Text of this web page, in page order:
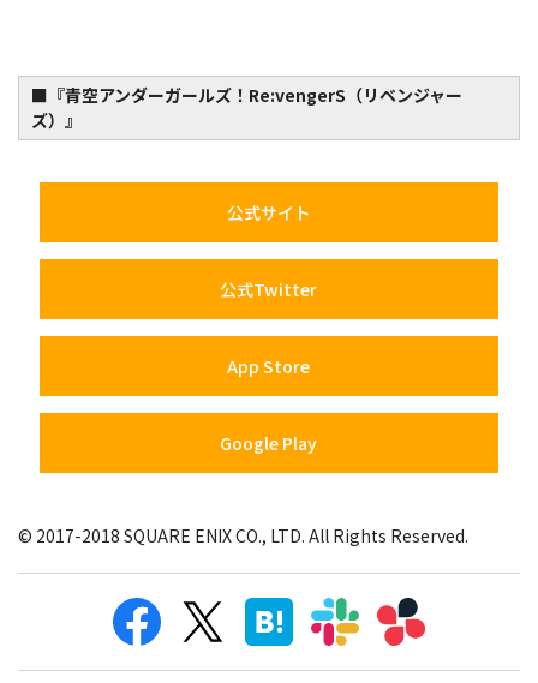
■『青空アンダーガールズ！Re:vengerS（リベンジャー
ズ）』
公式サイト
公式Twitter
App Store
Google Play
© 2017-2018 SQUARE ENIX CO., LTD. All Rights Reserved.